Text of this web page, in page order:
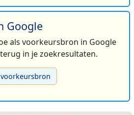
Google
als voorkeursbron in Google
in je zoekresultaten.